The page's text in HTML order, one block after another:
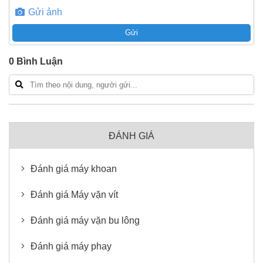
Gửi ảnh
Gửi
0 Bình Luận
ĐÁNH GIÁ
Đánh giá máy khoan
Đánh giá Máy vặn vít
Đánh giá máy vặn bu lông
Đánh giá máy phay